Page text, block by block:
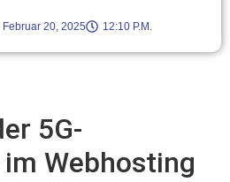
Februar 20, 2025 12:10 P.m.
5G-
Webhosting